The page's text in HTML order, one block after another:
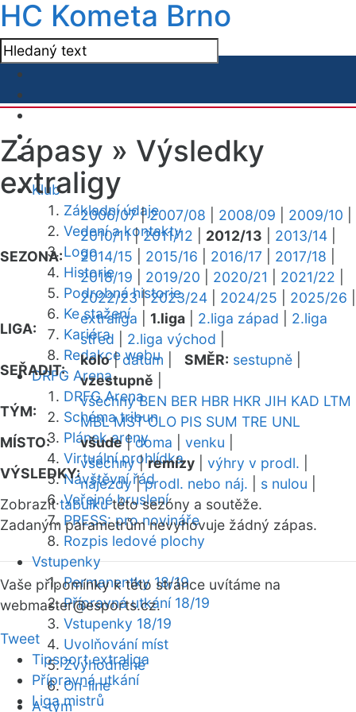
HC Kometa Brno
Klub
Základní údaje
Vedení a kontakty
Logo
Historie
Podrobná historie
Ke stažení
Kariéra
Redakce webu
DRFG Arena
DRFG Arena
Schéma tribun
Plánek areny
Virtuální prohlídka
Návštěvní řád
Veřejné bruslení
PRESS: pro novináře
Rozpis ledové plochy
Vstupenky
Permanentky 18/19
Přípravná utkání 18/19
Vstupenky 18/19
Uvolňování míst
Zvýhodněné
On-line
A-tým
Zápasy » Výsledky
extraligy
SEZONA:
2006/07|2007/08 2008/09 2009/10
2010/11|2011/12 2012/13 2013/14
2014/15
2015/16 2016/17 2017/18
2018/19
2019/20 2020/21 2021/22
2022/23|2023/24 2024/25 2025/26
LIGA:
extraliga 1.liga 2.liga západ
2.liga
střed
2.liga východ
SEŘADIT:
kolo|datum SMĚR: sestupně
vzestupně
TÝM:
všechny BEN BER HBR HKR JIH KAD LTM
MBL MST OLO PIS SUM TRE UNL
MÍSTO:
všude|doma venku
VÝSLEDKY:
všechny|remízy výhry v prodl.
nájezdy|prodl. nebo náj. s nulou
Zobrazittabulkutéto sezóny a soutěže.
Zadaným parametrům nevyhovuje žádný zápas.
Vaše připomínky k této stránce uvítáme na
webmaster@esports.cz.
Tweet
Tipsport extraliga
Přípravná utkání
Liga mistrů